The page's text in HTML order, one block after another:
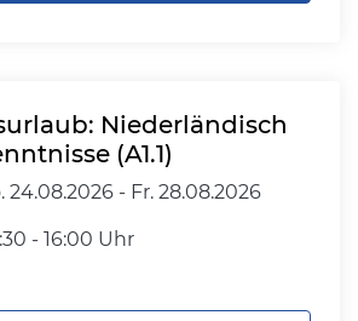
Niederländisch
(A1.1)
24.08.2026 - Fr. 28.08.2026
- 16:00 Uhr